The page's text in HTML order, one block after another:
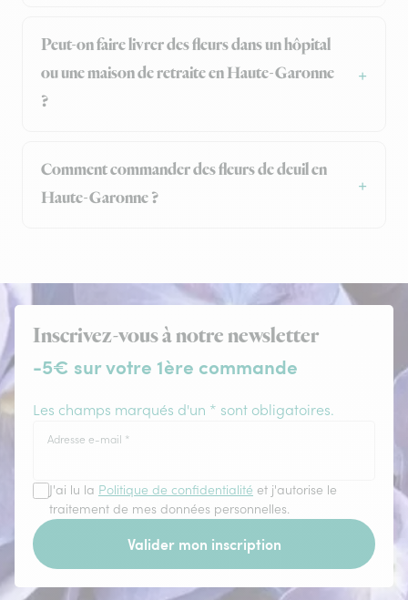
Peut-on faire livrer des fleurs dans un hôpital
ou une maison de retraite en Haute-Garonne
?
Comment commander des fleurs de deuil en
Haute-Garonne ?
Inscrivez-vous à notre newsletter
-5€ sur votre 1ère commande
Les champs marqués d'un * sont obligatoires.
Adresse e-mail *
J'ai lu la Politique de confidentialité et j'autorise le
traitement de mes données personnelles.
Valider mon inscription